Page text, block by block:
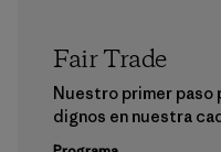
Fair Trade
Nuestro primer paso
dignos en nuestra